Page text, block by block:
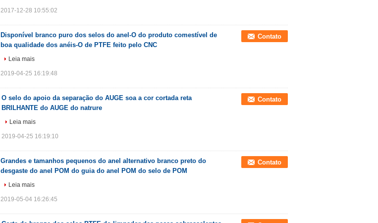
2017-12-28 10:55:02
Disponível branco puro dos selos do anel-O do produto comestível de
boa qualidade dos anéis-O de PTFE feito pelo CNC
Contato
Leia mais
2019-04-25 16:19:48
O selo do apoio da separação do AUGE soa a cor cortada reta
BRILHANTE do AUGE do natrure
Contato
Leia mais
2019-04-25 16:19:10
Grandes e tamanhos pequenos do anel alternativo branco preto do
desgaste do anel POM do guia do anel POM do selo de POM
Contato
Leia mais
2019-05-04 16:26:45